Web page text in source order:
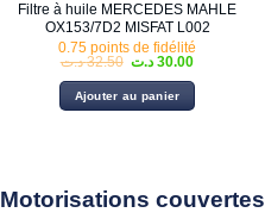
Filtre à huile MERCEDES MAHLE
OX153/7D2 MISFAT L002
0.75 points de fidélité
32.50 د.ت
Le
initial
était :
30.00 د.ت
Le
actuel
est :
Ajouter au panier
Motorisations couvertes